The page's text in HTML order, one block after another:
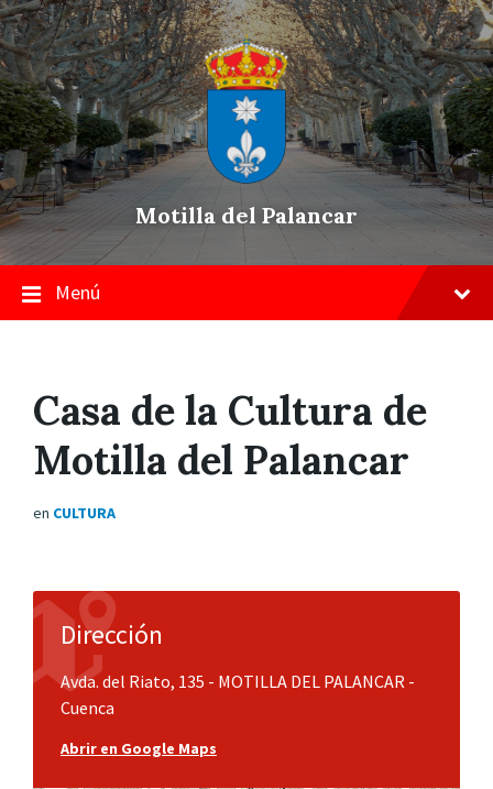
Skip
to
content
Saltar
a
la
navegación
principal
Saltar
a
pie
de
página
Motilla del Palancar
Menú
Casa de la Cultura de
Motilla del Palancar
en CULTURA
Dirección
Avda. del Riato, 135 - MOTILLA DEL PALANCAR -
Cuenca
Abrir en Google Maps